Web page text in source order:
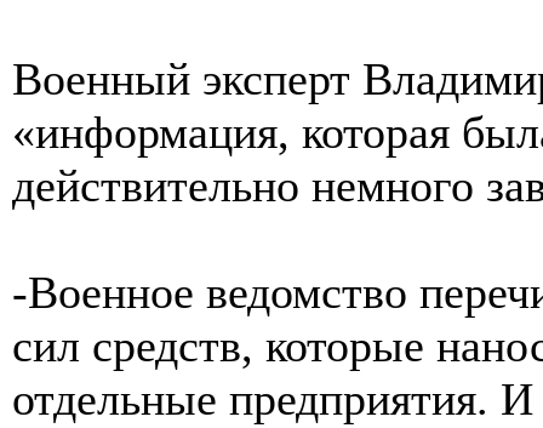
Военный эксперт
«информация, которая
действительно немного
-Военное ведомство
сил средств, которые
отдельные предприятия.